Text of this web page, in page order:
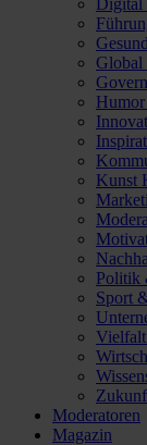
Digital
Global
Kunst
Politik
Sport
Moderatoren
Magazin